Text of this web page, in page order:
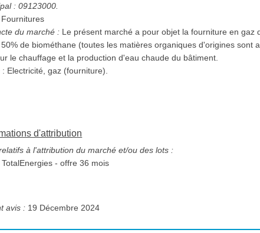
: 09123000.
Fournitures
du marché : Le présent marché a pour objet la fourniture en gaz
de biométhane (toutes les matières organiques d'origines sont autorisées). Le gaz
le chauffage et la production d'eau chaude du bâtiment.
: Electricité, gaz (fourniture).
d'attribution
à l'attribution du marché et/ou des lots :
- offre 36 mois
avis : 19 Décembre 2024